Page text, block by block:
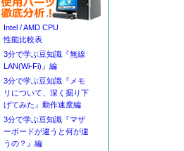
Intel / AMD CPU
性能比較表
3分で学ぶ豆知識『無線
LAN(Wi-Fi)』編
3分で学ぶ豆知識『メモ
リについて、深く掘り下
げてみた』動作速度編
3分で学ぶ豆知識『マザ
ーボードが違うと何が違
うの？』編